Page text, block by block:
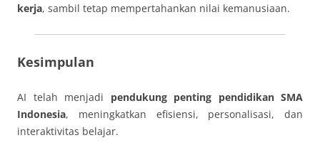
kerja, sambil tetap mempertahankan nilai kemanusiaan.
Kesimpulan
AI telah menjadi pendukung penting pendidikan SMA
Indonesia, meningkatkan efisiensi, personalisasi, dan
interaktivitas belajar.